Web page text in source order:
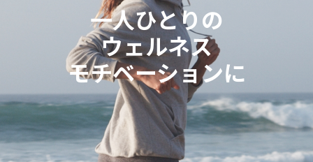
一人ひとりの
ウェルネス
モチベーションに